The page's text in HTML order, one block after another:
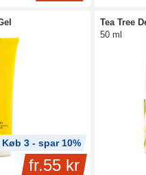
Køb 3 - spar 10%
fr.55 kr
Tea Tree
50 ml